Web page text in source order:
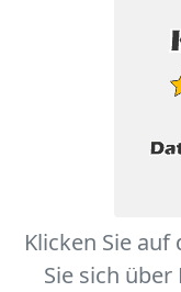
Klicken Sie
Sie sich